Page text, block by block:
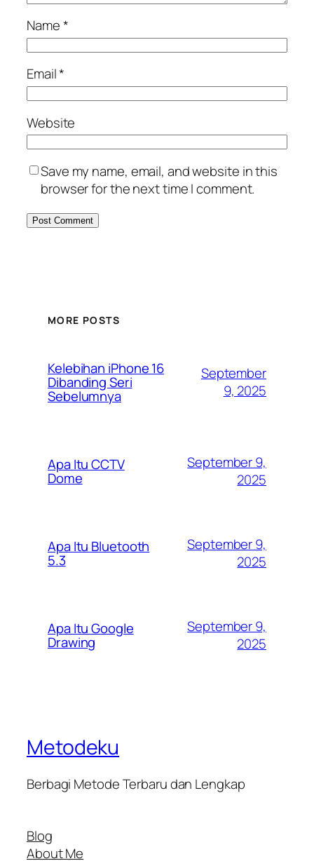
Name*
Email*
Website
Save my name, email, and website in this
browser for the next time I comment.
MORE POSTS
Kelebihan iPhone 16
Dibanding Seri
Sebelumnya
September
9, 2025
Apa Itu CCTV
Dome
September 9,
2025
Apa Itu Bluetooth
5.3
September 9,
2025
Apa Itu Google
Drawing
September 9,
2025
Metodeku
Berbagi Metode Terbaru dan Lengkap
Blog
About Me